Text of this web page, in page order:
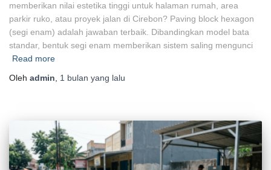
memberikan nilai estetika tinggi untuk halaman rumah, area
parkir ruko, atau proyek jalan di Cirebon? Paving block hexagon
(segi enam) adalah jawaban terbaik. Dibandingkan model bata
standar, bentuk segi enam memberikan sistem saling mengunci
Read more
Oleh admin, 1 bulan yang lalu